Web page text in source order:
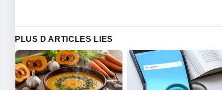
PLUS D ARTICLES LIES